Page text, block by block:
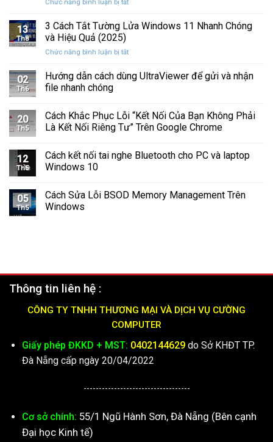
Cứng
Hỏng
Hình
Giác
Trên
C
Chức năng bình luận bị tắtở
Sửa
Âm
Khi
11
13
Th8
3 Cách Tắt Tường Lửa Windows 11 Nhanh Chóng
và Hiệu Quả (2025)
Chức năng bình luận bị tắtở
Cách
Tắt
Windows
11
và
02
Th6
Hướng dẫn cách dùng UltraViewer để gửi và nhận
file nhanh chóng
20
Th5
Cách Khắc Phục Lỗi “Kết Nối Của Bạn Không Phải
Là Kết Nối Riêng Tư” Trên Google Chrome
12
Th5
Cách kết nối tai nghe Bluetooth cho PC và laptop
Windows 10
05
Th5
Cách Sửa Lỗi BSOD Memory Management Trên
Windows
Thông tin liên hệ :
CÔNG TY TNHH THƯƠNG MẠI VÀ DỊCH VỤ CƯỜNG
COMPUTER
Giấy phép ĐKKD + MST: 0402144629do Sở KHĐT TP.
Đà Nẵng cấp ngày 20/04/2022
-----------------------------------
Cơ sở chính: 55/1 Ngũ Hành Sơn, Đà Nẵng (Bên cạnh
Đại học Kinh tế)